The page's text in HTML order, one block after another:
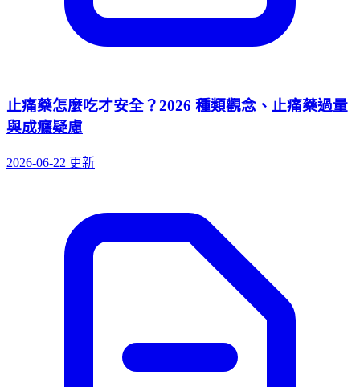
止痛藥怎麼吃才安全？2026 種類觀念、止痛藥過量
與成癮疑慮
2026-06-22 更新